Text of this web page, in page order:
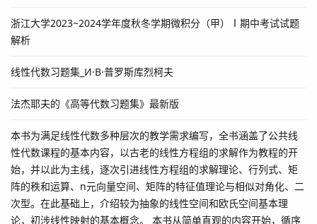
浙江大学2023~2024学年度秋冬学期微积分（甲）Ⅰ期中考试试题
解析
线性代数习题集_И·B·普罗斯库烈柯夫
法杰耶夫的《高等代数习题集》最新版
本书为满足线性代数多种层次的教学需求编写，全书涵盖了公共线
性代数课程的基本内容，以古老的线性方程组的求解作为教程的开
始，并以此为主线，逐次引进线性方程组的求解理论、行列式、矩
阵的秩和运算、n元向量空间、矩阵的特征值理论与相似对角化、二
次型。在此基础上，介绍较为抽象的线性空间和欧氏空间基本理
论，初涉线性映射的基本概念。 本书从简单直观的内容开始，循序